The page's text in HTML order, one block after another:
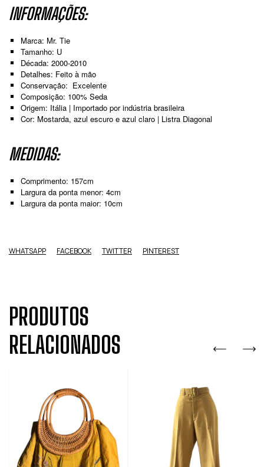
INFORMAÇÕES:
Marca: Mr. Tie
Tamanho: U
Década: 2000-2010
Detalhes: Feito à mão
Conservação: Excelente
Composição: 100% Seda
Origem: Itália | Importado por indústria brasileira
Cor: Mostarda, azul escuro e azul claro | Listra Diagonal
MEDIDAS:
Comprimento: 157cm
Largura da ponta menor: 4cm
Largura da ponta maior: 10cm
WHATSAPP FACEBOOK TWITTER PINTEREST
PRODUTOS
RELACIONADOS